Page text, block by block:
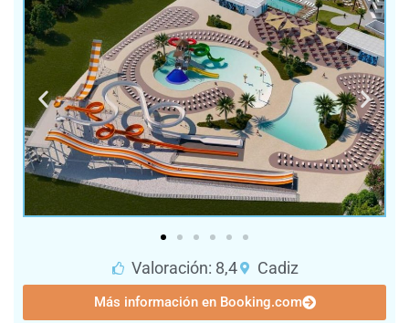
Valoración: 8,4 Cadiz
Más información en Booking.com